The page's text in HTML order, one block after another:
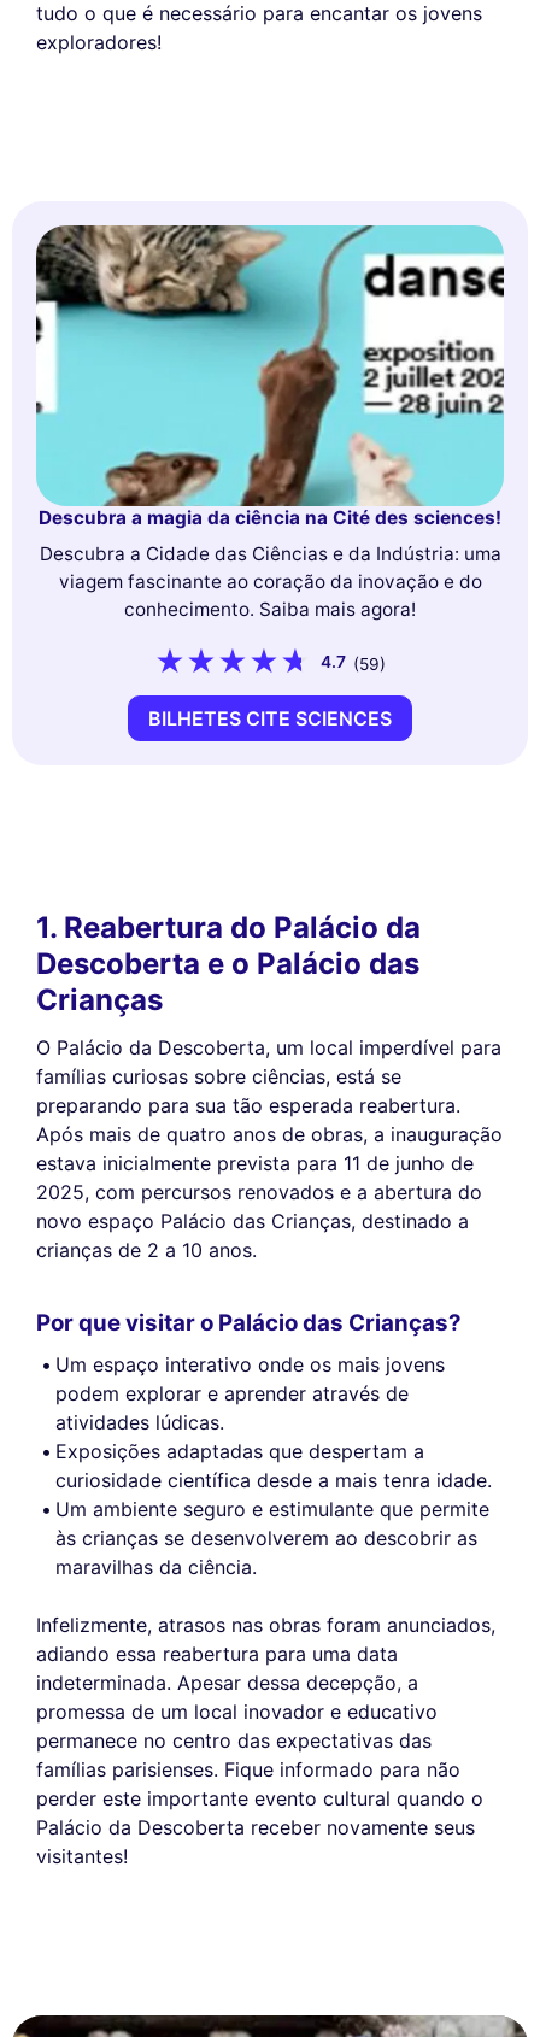
tudo o que é necessário para encantar os jovens
exploradores!
Descubra a magia da ciência na Cité des sciences!
Descubra a Cidade das Ciências e da Indústria: uma
viagem fascinante ao coração da inovação e do
conhecimento. Saiba mais agora!
4.7 (59)
BILHETES CITE SCIENCES
1. Reabertura do Palácio da
Descoberta e o Palácio das
Crianças
O Palácio da Descoberta, um local imperdível para
famílias curiosas sobre ciências, está se
preparando para sua tão esperada reabertura.
Após mais de quatro anos de obras, a inauguração
estava inicialmente prevista para 11 de junho de
2025, com percursos renovados e a abertura do
novo espaço Palácio das Crianças, destinado a
crianças de 2 a 10 anos.
Por que visitar o Palácio das Crianças?
Um espaço interativo onde os mais jovens
podem explorar e aprender através de
atividades lúdicas.
Exposições adaptadas que despertam a
curiosidade científica desde a mais tenra idade.
Um ambiente seguro e estimulante que permite
às crianças se desenvolverem ao descobrir as
maravilhas da ciência.
Infelizmente, atrasos nas obras foram anunciados,
adiando essa reabertura para uma data
indeterminada. Apesar dessa decepção, a
promessa de um local inovador e educativo
permanece no centro das expectativas das
famílias parisienses. Fique informado para não
perder este importante evento cultural quando o
Palácio da Descoberta receber novamente seus
visitantes!